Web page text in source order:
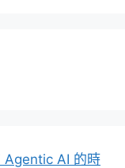
Agentic AI 的時